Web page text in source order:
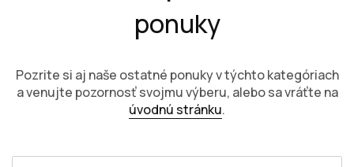
ponuky
Pozrite si aj naše ostatné ponuky v týchto kategóriach
a venujte pozornosť svojmu výberu, alebo sa vráťte na
úvodnú stránku.